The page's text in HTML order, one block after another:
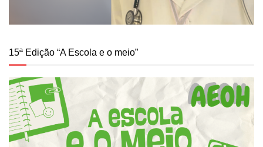
15ª Edição “A Escola e o meio”